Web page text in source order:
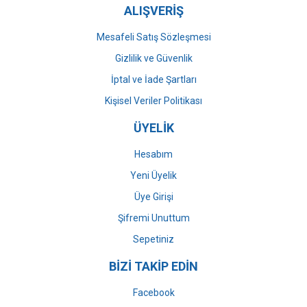
ALIŞVERİŞ
Mesafeli Satış Sözleşmesi
Gizlilik ve Güvenlik
İptal ve İade Şartları
Kişisel Veriler Politikası
ÜYELİK
Hesabım
Yeni Üyelik
Üye Girişi
Şifremi Unuttum
Sepetiniz
BİZİ TAKİP EDİN
Facebook